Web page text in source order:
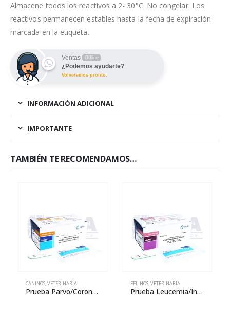
Almacene todos los reactivos a 2- 30°C. No congelar. Los
reactivos permanecen estables hasta la fecha de expiración
marcada en la etiqueta.
Ventas Offline
¿Podemos ayudarte?
Volveremos pronto.
INFORMACIÓN ADICIONAL
IMPORTANTE
TAMBIÉN TE RECOMENDAMOS…
CANINOS,VETERINARIA
Prueba Parvo/Corona – Rapid kit – VDRG CCV/CPV Ag
FELINOS,VETERINARIA
Prueba Leucemia/Inmunodeficiencia felina – Rapid kit – VDRG FeLV Ag / FIV Ab